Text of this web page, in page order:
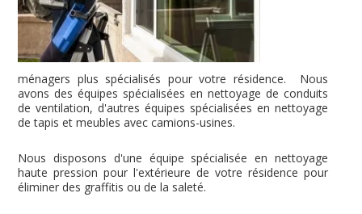
ménagers plus spécialisés pour votre résidence. Nous
avons des équipes spécialisées en nettoyage de conduits
de ventilation, d'autres équipes spécialisées en nettoyage
de tapis et meubles avec camions-usines.
Nous disposons d'une équipe spécialisée en nettoyage
haute pression pour l'extérieure de votre résidence pour
éliminer des graffitis ou de la saleté.